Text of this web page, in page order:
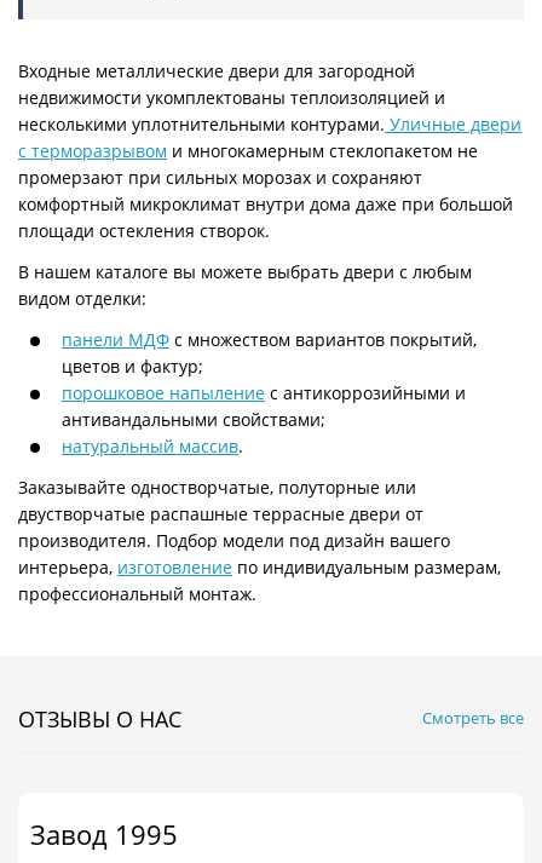
Входные металлические двери для загородной
недвижимости укомплектованы теплоизоляцией и
несколькими уплотнительными контурами. Уличные двери
с терморазрывом и многокамерным стеклопакетом не
промерзают при сильных морозах и сохраняют
комфортный микроклимат внутри дома даже при большой
площади остекления створок.
В нашем каталоге вы можете выбрать двери с любым
видом отделки:
панели МДФ с множеством вариантов покрытий,
цветов и фактур;
порошковое напыление с антикоррозийными и
антивандальными свойствами;
натуральный массив.
Заказывайте одностворчатые, полуторные или
двустворчатые распашные террасные двери от
производителя. Подбор модели под дизайн вашего
интерьера, изготовление по индивидуальным размерам,
профессиональный монтаж.
ОТЗЫВЫ О НАС Смотреть все
Завод 1995